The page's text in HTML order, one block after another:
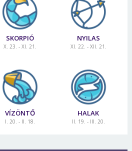
SKORPIÓ
X. 23. - XI. 21.
NYILAS
XI. 22. - XII. 21.
VÍZÖNTŐ
I. 20. - II. 18.
HALAK
II. 19. - III. 20.